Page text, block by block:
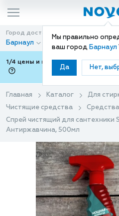
Мы правильно
ваш город Барнаул
Да Нет,
Город доставки
Барнаул
1/4 цены и покупки ваши с Подели
Главная Каталог
Для
Чистящие средства
Спрей чистящий для сантехники
Антиржавчина, 500мл